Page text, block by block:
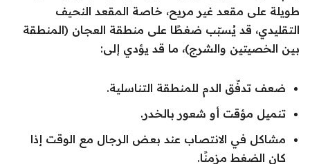
طويلة على مقعد غير مريح، خاصة المقعد النحيف
التقليدي، قد يُسبّب ضغطًا على منطقة العجان (المنطقة
بين الخصيتين والشرج)، ما قد يؤدي إلى:
ضعف تدفّق الدم للمنطقة التناسلية.
تنميل مؤقت أو شعور بالخدر.
مشاكل في الانتصاب عند بعض الرجال مع الوقت إذا
كان الضغط مزمنًا.